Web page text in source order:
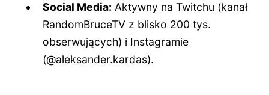
Social Media: Aktywny na Twitchu (kanał
RandomBruceTV z blisko 200 tys.
obserwujących) i Instagramie
(@aleksander.kardas).